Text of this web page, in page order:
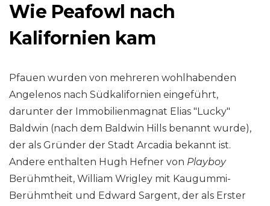
Wie Peafowl nach
Kalifornien kam
Pfauen wurden von mehreren wohlhabenden
Angelenos nach Südkalifornien eingeführt,
darunter der Immobilienmagnat Elias "Lucky"
Baldwin (nach dem Baldwin Hills benannt wurde),
der als Gründer der Stadt Arcadia bekannt ist.
Andere enthalten Hugh Hefner von Playboy
Berühmtheit, William Wrigley mit Kaugummi-
Berühmtheit und Edward Sargent, der als Erster